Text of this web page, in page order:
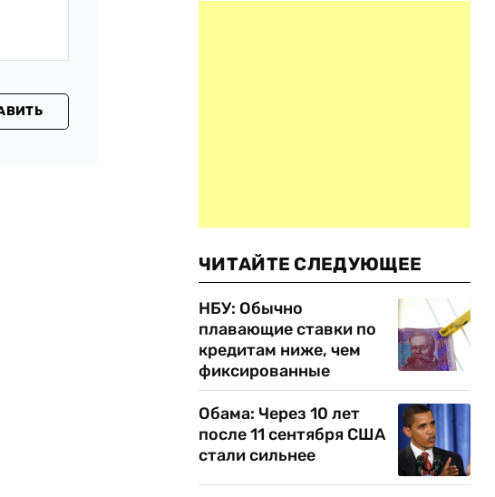
ЧИТАЙТЕ СЛЕДУЮЩЕЕ
НБУ: Обычно
плавающие ставки по
кредитам ниже, чем
фиксированные
Обама: Через 10 лет
после 11 сентября США
стали сильнее